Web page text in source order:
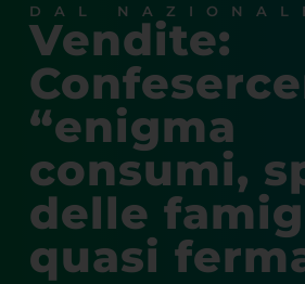
DAL
Vendite:
“enigma
consumi,
delle
quasi